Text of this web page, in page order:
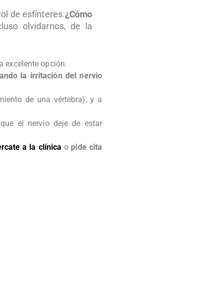
de esfínteres.¿Cómo
olvidarnos, de la
excelente opción.
la irritación del nervio
de una vértebra), y a
el nervio deje de estar
a la clínica o pide cita